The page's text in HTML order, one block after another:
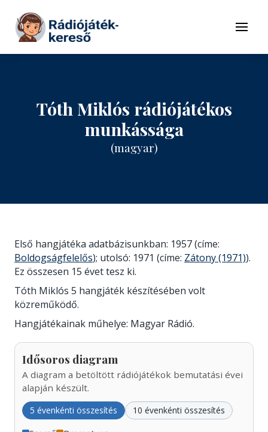
Tovább a tartalomhoz
Menü
Tóth Miklós rádiójátékos
munkássága
(magyar)
Első hangjátéka adatbázisunkban: 1957 (címe:
Boldogságfelelős); utolsó: 1971 (címe: Zátony (1971)).
Ez összesen 15 évet tesz ki.
Tóth Miklós 5 hangjáték készítésében volt
közreműködő.
Hangjátékainak műhelye: Magyar Rádió.
Idősoros diagram
A diagram a betöltött rádiójátékok bemutatási évei
alapján készült.
5 évenkénti összesítés 10 évenkénti összesítés